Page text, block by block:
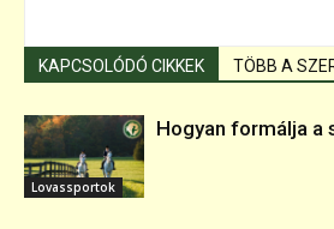
KAPCSOLÓDÓ CIKKEK TÖBB A
Lovassportok
Hogyan formálja a